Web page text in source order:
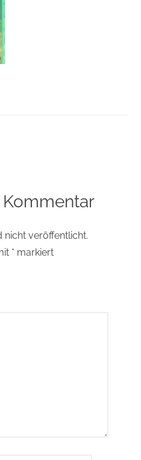
nicht veröffentlicht.
* markiert